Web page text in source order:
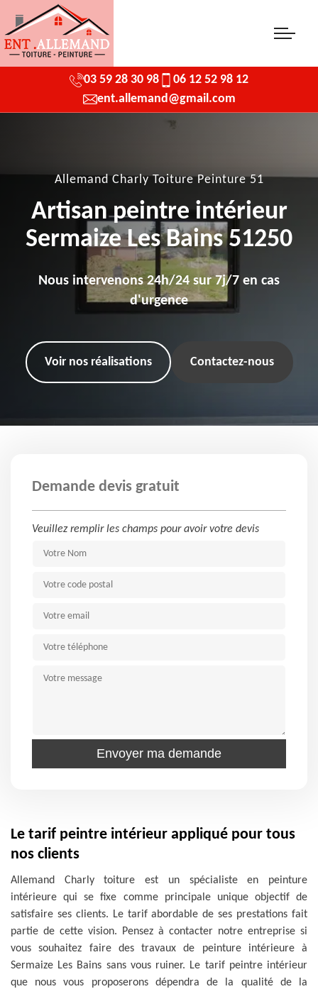
03 59 28 30 98
06 12 52 98 12
ent.allemand@gmail.com
Allemand Charly Toiture Peinture 51
Artisan peintre intérieur
Sermaize Les Bains 51250
Nous intervenons 24h/24 sur 7j/7 en cas
d'urgence
Voir nos réalisations Contactez-nous
Demande devis gratuit
Veuillez remplir les champs pour avoir votre devis
Le tarif peintre intérieur appliqué pour tous
nos clients
Allemand Charly toiture est un spécialiste en peinture
intérieure qui se fixe comme principale unique objectif de
satisfaire ses clients. Le tarif abordable de ses prestations fait
partie de cette vision. Pensez à contacter notre entreprise si
vous souhaitez faire des travaux de peinture intérieure à
Sermaize Les Bains sans vous ruiner. Le tarif peintre intérieur
que nous vous proposerons dépendra de la qualité de la